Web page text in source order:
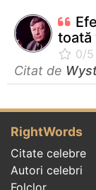
toată
Citat de
RightWords
Citate celebre
Autori celebri
Folclor